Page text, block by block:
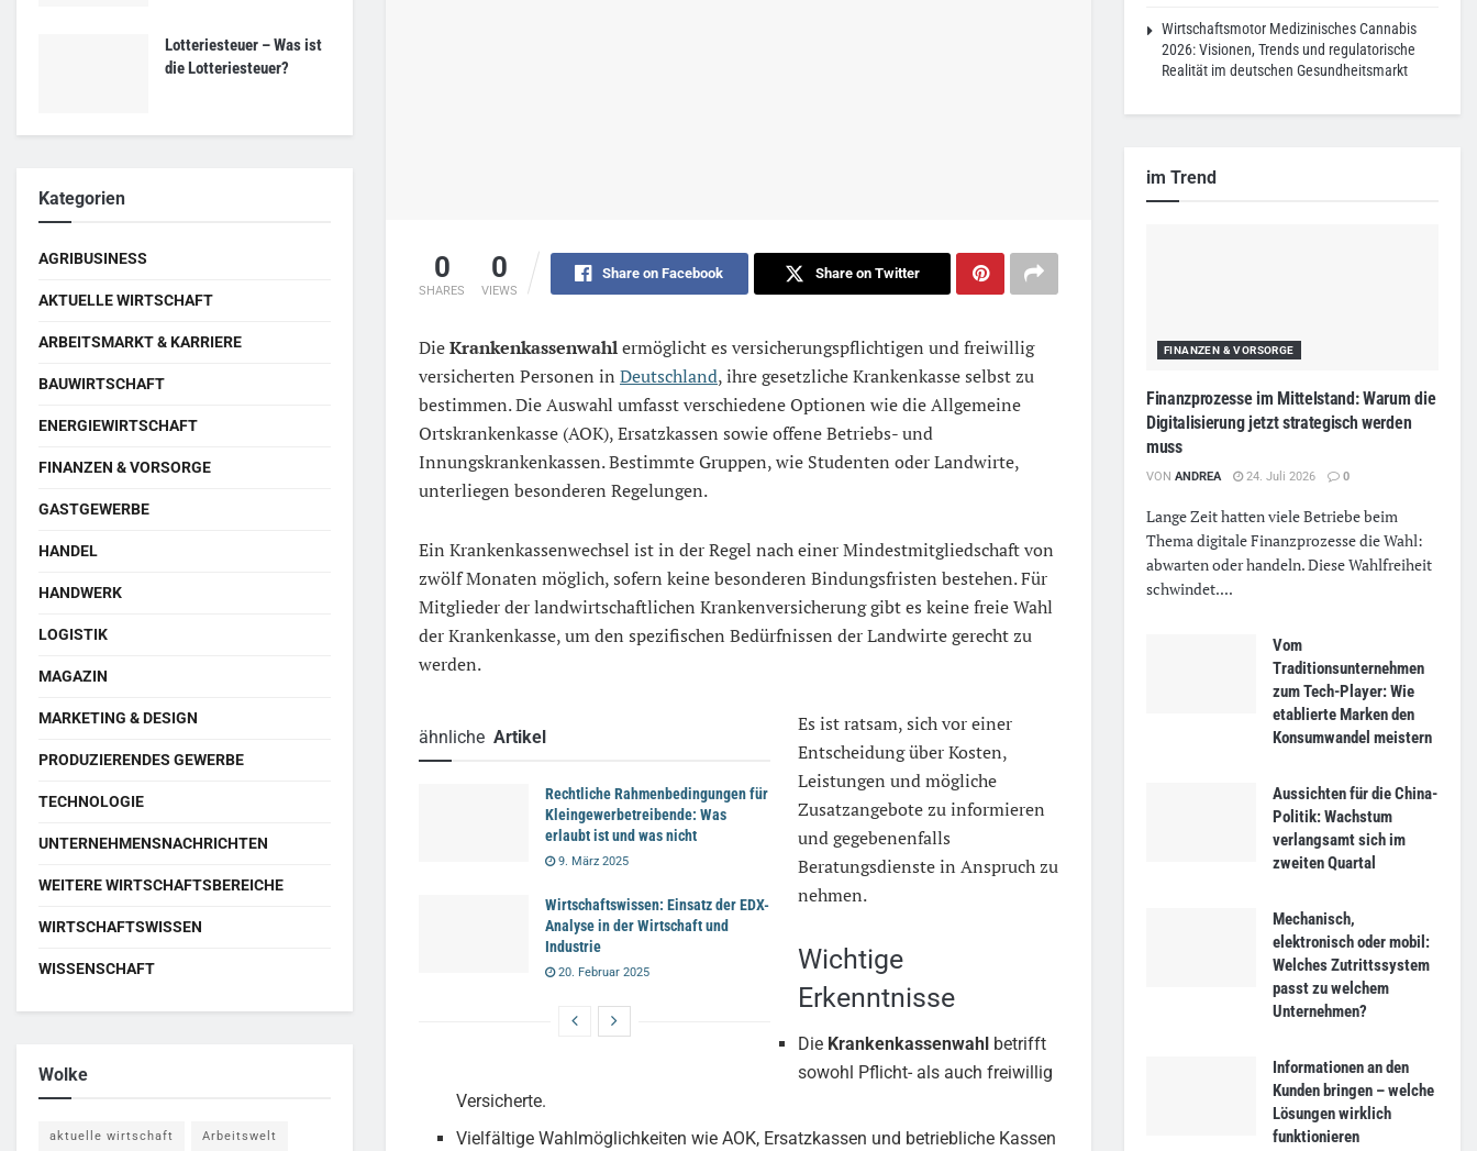
0
SHARES
0
VIEWS
Share on Facebook Share on Twitter
DieKrankenkassenwahlermöglicht es versicherungspflichtigen und freiwillig
versicherten Personen in Deutschland, ihre gesetzliche Krankenkasse selbst zu
bestimmen. Die Auswahl umfasst verschiedene Optionen wie die Allgemeine
Ortskrankenkasse (AOK), Ersatzkassen sowie offene Betriebs- und
Innungskrankenkassen. Bestimmte Gruppen, wie Studenten oder Landwirte,
unterliegen besonderen Regelungen.
Ein Krankenkassenwechsel ist in der Regel nach einer Mindestmitgliedschaft von
zwölf Monaten möglich, sofern keine besonderen Bindungsfristen bestehen. Für
Mitglieder der landwirtschaftlichen Krankenversicherung gibt es keine freie Wahl
der Krankenkasse, um den spezifischen Bedürfnissen der Landwirte gerecht zu
werden.
ähnliche Artikel
Rechtliche Rahmenbedingungen für
Kleingewerbetreibende: Was
erlaubt ist und was nicht
9. März 2025
Wirtschaftswissen: Einsatz der EDX-
Analyse in der Wirtschaft und
Industrie
20. Februar 2025
Es ist ratsam, sich vor einer
Entscheidung über Kosten,
Leistungen und mögliche
Zusatzangebote zu informieren
und gegebenenfalls
Beratungsdienste in Anspruch zu
nehmen.
Wichtige
Erkenntnisse
Die Krankenkassenwahl betrifft
sowohl Pflicht- als auch freiwillig
Versicherte.
Vielfältige Wahlmöglichkeiten wie AOK, Ersatzkassen und betriebliche Kassen
Lotteriesteuer – Was ist
die Lotteriesteuer?
Kategorien
AGRIBUSINESS
AKTUELLE WIRTSCHAFT
ARBEITSMARKT & KARRIERE
BAUWIRTSCHAFT
ENERGIEWIRTSCHAFT
FINANZEN & VORSORGE
GASTGEWERBE
HANDEL
HANDWERK
LOGISTIK
MAGAZIN
MARKETING & DESIGN
PRODUZIERENDES GEWERBE
TECHNOLOGIE
UNTERNEHMENSNACHRICHTEN
WEITERE WIRTSCHAFTSBEREICHE
WIRTSCHAFTSWISSEN
WISSENSCHAFT
Wolke
aktuelle wirtschaft Arbeitswelt
Wirtschaftsmotor Medizinisches Cannabis
2026: Visionen, Trends und regulatorische
Realität im deutschen Gesundheitsmarkt
im Trend
FINANZEN & VORSORGE
Finanzprozesse im Mittelstand: Warum die
Digitalisierung jetzt strategisch werden
muss
VON ANDREA 24. Juli 2026 0
Lange Zeit hatten viele Betriebe beim
Thema digitale Finanzprozesse die Wahl:
abwarten oder handeln. Diese Wahlfreiheit
schwindet....
Vom
Traditionsunternehmen
zum Tech-Player: Wie
etablierte Marken den
Konsumwandel meistern
Aussichten für die China-
Politik: Wachstum
verlangsamt sich im
zweiten Quartal
Mechanisch,
elektronisch oder mobil:
Welches Zutrittssystem
passt zu welchem
Unternehmen?
Informationen an den
Kunden bringen – welche
Lösungen wirklich
funktionieren